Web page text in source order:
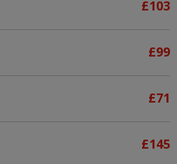
£103
£99
£71
£145